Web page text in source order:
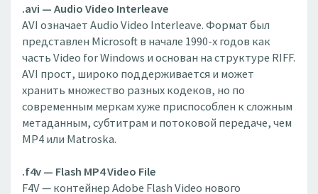
.avi — Audio Video Interleave
AVI означает Audio Video Interleave. Формат был
представлен Microsoft в начале 1990-х годов как
часть Video for Windows и основан на структуре RIFF.
AVI прост, широко поддерживается и может
хранить множество разных кодеков, но по
современным меркам хуже приспособлен к сложным
метаданным, субтитрам и потоковой передаче, чем
MP4 или Matroska.
.f4v — Flash MP4 Video File
F4V — контейнер Adobe Flash Video нового